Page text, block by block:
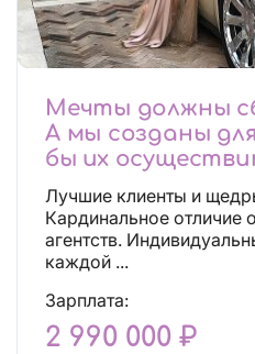
Мечты должны
А мы созданы
бы их
Лучшие клиенты и
Кардинальное отличие
агентств. Индивидуальный подход к
каждой ...
Зарплата:
2 990 000 ₽